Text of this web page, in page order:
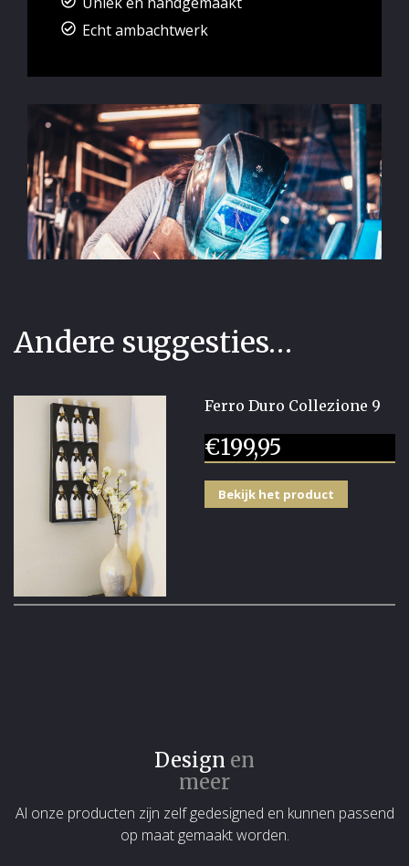
Echt ambachtwerk
Andere suggesties…
Ferro Duro Collezione 9
€199,95
Bekijk het product
Design en
meer
Al onze producten zijn zelf gedesigned en kunnen passend
op maat gemaakt worden.